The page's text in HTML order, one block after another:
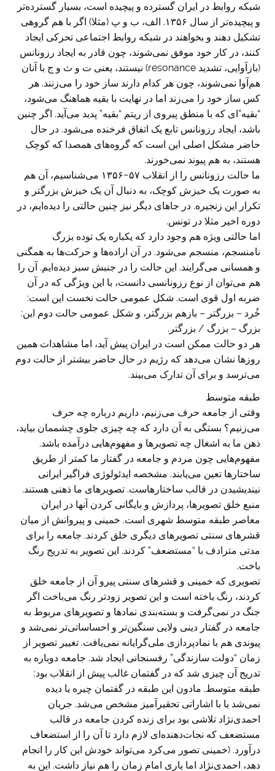
شبکه روابط در ایران گسترده و پیچیده است، بسیار گسترده‌تر
و پیچیده‌تر از سال ۱۳۵۶. الف، ب و پ (مثلا) اگر با هم گروهی
تشکیل دهند و بخواهند در شبکه روابط اجتماعی تحرکی ایجاد
کنند، در کار خود موفق نمی‌شوند، چون قادر به ایجاد رزونانس
(بازآوایی، تشدید resonance) نیستند، یعنی ت و ث و ج با آنان
هم‌آوا نمی‌شوند، چون هر کدام دارند ساز خود را می‌زنند. هر
کس ساز خود را می‌زند اما در نهایت با بقیه هماهنگ می‌شود،
“بقیه”ای که با منطق پیروی از ریتم “بقیه” پدید می‌آید. اگر چنین
باشد، ایجاد رزونانس تابع یک اتفاق فرخنده می‌شود. در حال
حاضر مشکل اصلی این است که گروه‌های همصدا که کوچک
هستند، به هم پیوند نمی‌خورند.
ما حالت رزونانس را از انقلاب ۵۷−۱۳۵۶ می‌شناسیم، آن هم
به صورت یک خیزش کوچک، به دنبال آن یک خیزش بزرگتر و
تکرار این زنجیره. در جاهای دیگر نیز چنین حالتی را دیده‌ایم، در
دوره اخیر مثلا در تونس.
اما حالتی ویژه هم وجود دارد که یکباره یک توده بزرگ
نامنسجم، منسجم می‌شود. در آن اراده‌ها و حرکت‌ها به همگنی
و همسانی می‌گرایند. این حالت را در جنبش سبز دیده‌ایم. آن را
هم می‌توان از نوع رزونانسی دانست، با این ویژگی که در آن
ضربه اول قوی است. شکل عمومی حالت نخست این است:
خُرد – بزرگتر – بازهم بزرگتر، و شکل عمومی حالت دوم این:
بزرگ – بزرگ‌ / بزرگتر.
هر دو حالت ممکن است در ایران پیش آید، اما مشاهدات همین
روزها نشان می‌دهد که رژیم در حال حاضر بیشتر از حالت دوم
می‌ترسد و برای آن تدارک می‌بیند.
طبقه متوسط
وقتی از جامعه حرف می‌زنیم، داریم درباره چه حرف
می‌زنیم؟ بستگی به آن دارد که چه چیزی جلوی چشممان بیاید،
ذهن ما به اشغال چه تصویرها و مفهوم‌هایی درآمده باشد.
مفهوم‌هایی چون مردم و جامعه در گفتار ما کمتر از طریق
ساختارها تعین می‌یابند. مشخصه ایدئولوژی فراگیر ایرانی
نیندیشیدن در قالب ساختارهاست. تصویرهای ما ذهنی هستند.
منبع خلق تصویرها، پردازش و بایگانی کردن آنها در ایران
معاصر طبقه متوسط شهری است. خمینی و پیروانش از میان
قشرهای سنتی تصویرهای دیگری خلق کردند. جامعه را برای
مدتی مترادف با “مستضعف” کردند. این تصویر به تدریج رنگ
باخت.
تصویری که خمینی و قشرهای سنتی پیرو آن از جامعه خلق
کردند، رنگ باخته است و این تصویر زودتر رنگ می‌باخت اگر
جنگ در نمی‌گرفت و بسته‌بندی نمادها و تصویرهای مربوط به
جامعه در گفتار دینی ولایی سنگین‌تر و احساساتی‌تر نمی‌شد و
پیوندی هم با نمادپردازی ملی‌گرایانه نمی‌یافت. تغییر تصویر از
زمان “دولت سازندگی” رفسنجانی ایجاد شد. جامعه دوباره به
تدریج آن چیزی شد که در گفتمان غالب پیش از انقلاب بود:
طبقه متوسط. مادون این طبقه در گفتمان چیره یا دیده
نمی‌شد یا با اشاراتی تحقیرآمیز مشخص می‌شد. جریان
احمدی‌نژاد تلاشی بود برای زنده کردن جامعه در قالب
مستضعف که نجات‌دهنده‌ای لازم دارد تا آن را از استضعاف
درآورد. (خمینی تصور می‌کرد می‌تواند خودش این کار را انجام
دهد، احمدی‌نژاد اما یاری امام زمان را هم نیاز داشت. این به